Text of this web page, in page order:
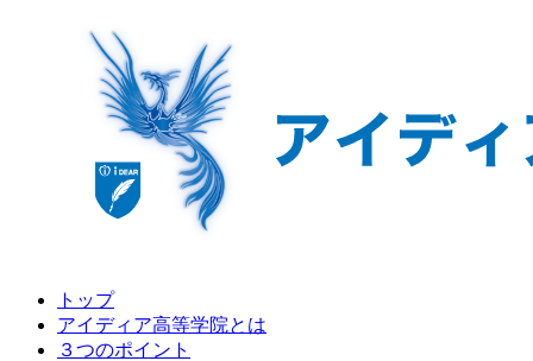
トップ
アイディア高等学院とは
３つのポイント